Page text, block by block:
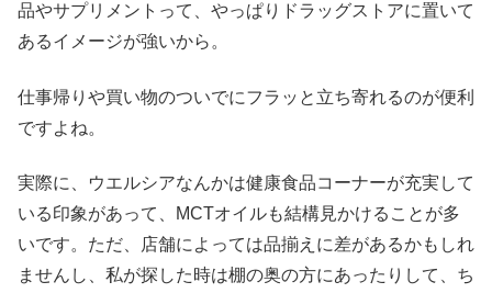
品やサプリメントって、やっぱりドラッグストアに置いて
あるイメージが強いから。
仕事帰りや買い物のついでにフラッと立ち寄れるのが便利
ですよね。
実際に、ウエルシアなんかは健康食品コーナーが充実して
いる印象があって、MCTオイルも結構見かけることが多
いです。ただ、店舗によっては品揃えに差があるかもしれ
ませんし、私が探した時は棚の奥の方にあったりして、ち